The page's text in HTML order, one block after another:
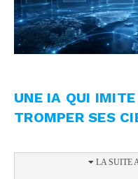
UNE IA QUI
TROMPER SES